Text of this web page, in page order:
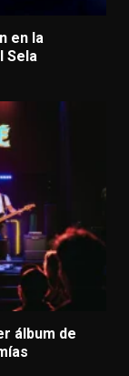
en la
Sela
álbum de